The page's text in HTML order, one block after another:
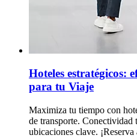
Hoteles estratégicos:
para tu Viaje
Maximiza tu tiempo con
de transporte.
ubicaciones clave. ¡Reserva